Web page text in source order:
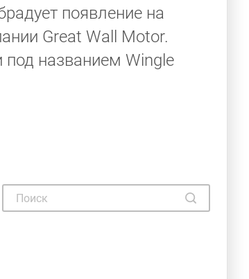
появление на
Great Wall Motor.
под названием Wingle